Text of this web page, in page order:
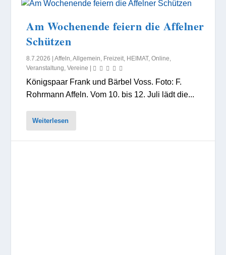
Am Wochenende feiern die Affelner
Schützen
8.7.2026 |Affeln ,Allgemein Freizeit HEIMAT,Online
Veranstaltung ,Vereine |
Königspaar Frank und Bärbel Voss. Foto: F.
Rohrmann Affeln. Vom 10. bis 12. Juli lädt die...
Weiterlesen